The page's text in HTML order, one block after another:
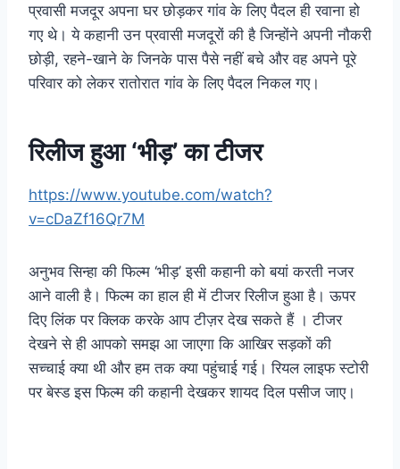
प्रवासी मजदूर अपना घर छोड़कर गांव के लिए पैदल ही रवाना हो
गए थे। ये कहानी उन प्रवासी मजदूरों की है जिन्होंने अपनी नौकरी
छोड़ी, रहने-खाने के जिनके पास पैसे नहीं बचे और वह अपने पूरे
परिवार को लेकर रातोरात गांव के लिए पैदल निकल गए।
रिलीज हुआ ‘भीड़’ का टीजर
https://www.youtube.com/watch?
v=cDaZf16Qr7M
अनुभव सिन्हा की फिल्म ‘भीड़’ इसी कहानी को बयां करती नजर
आने वाली है। फिल्म का हाल ही में टीजर रिलीज हुआ है। ऊपर
दिए लिंक पर क्लिक करके आप टीज़र देख सकते हैं । टीजर
देखने से ही आपको समझ आ जाएगा कि आखिर सड़कों की
सच्चाई क्या थी और हम तक क्या पहुंचाई गई। रियल लाइफ स्टोरी
पर बेस्ड इस फिल्म की कहानी देखकर शायद दिल पसीज जाए।